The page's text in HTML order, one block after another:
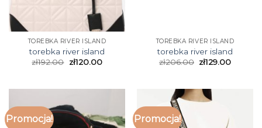
TOREBKA RIVER ISLAND
torebka river island
zł192.00 zł120.00
TOREBKA RIVER ISLAND
torebka river island
zł206.00 zł129.00
Promocja! Promocja!